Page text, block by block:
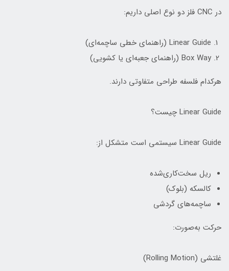
در CNC فلز دو نوع اصلی داریم:
Linear Guide (راهنمای خطی ساچمه‌ای)
Box Way (راهنمای جعبه‌ای یا کشویی)
هرکدام فلسفه طراحی متفاوتی دارند.
Linear Guide چیست؟
Linear Guide سیستمی است متشکل از:
ریل سخت‌کاری‌شده
کالسکه (بلوک)
ساچمه‌های گردشی
حرکت به‌صورت:
غلتشی (Rolling Motion)